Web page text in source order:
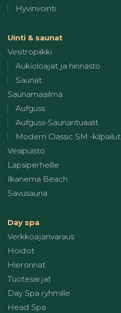
Hyvinvointi
Uinti & saunat
Vesitropiikki
Aukioloajat ja hinnasto
Saunat
Saunamaailma
Aufguss
Aufguss-Saunarituaalit
Modern Classic SM -kilpailut
Vesipuisto
Lapsiperheille
Ikanema Beach
Savusauna
Day spa
Verkkoajanvaraus
Hoidot
Hieronnat
Tuotesarjat
Day Spa ryhmille
Head Spa